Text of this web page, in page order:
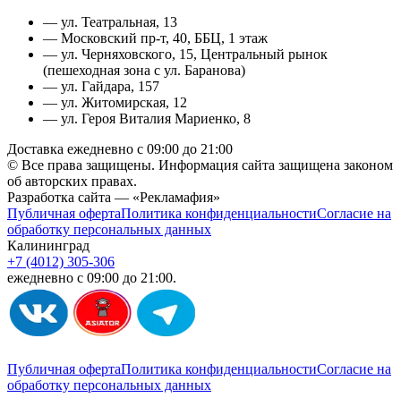
— ул. Театральная, 13
— Московский пр-т, 40, ББЦ, 1 этаж
— ул. Черняховского, 15, Центральный рынок
(пешеходная зона с ул. Баранова)
— ул. Гайдара, 157
— ул. Житомирская, 12
— ул. Героя Виталия Мариенко, 8
Доставка ежедневно с 09:00 до 21:00
© Все права защищены. Информация сайта защищена законом
об авторских правах.
Разработка сайта — «Рекламафия»
Публичная офертаПолитика конфиденциальностиСогласие на
обработку персональных данных
Калининград
+7 (4012) 305-306
ежедневно с 09:00 до 21:00.
Публичная офертаПолитика конфиденциальностиСогласие на
обработку персональных данных